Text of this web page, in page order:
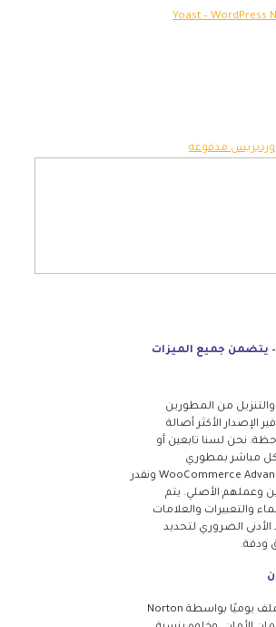
Yoast – WordPress
مدفوعه
– يتضمن جميع الميزات
والتنزيل من المطورين
الإصدار الأكثر أصالة
نحن لسنا تابعين أو
مباشر بمطوري
WooCommerce Advanced Bulk Edit ونقدر
وعملهم الأصلي. يتم
والتعبيرات والعلامات
الأدنى الضروري لتحديد
ودقة.
يتم فحص الملف يوميًا بواسطة Norton